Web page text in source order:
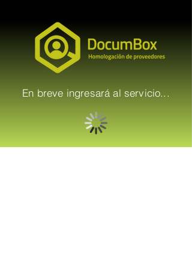
En breve ingresará al servicio...